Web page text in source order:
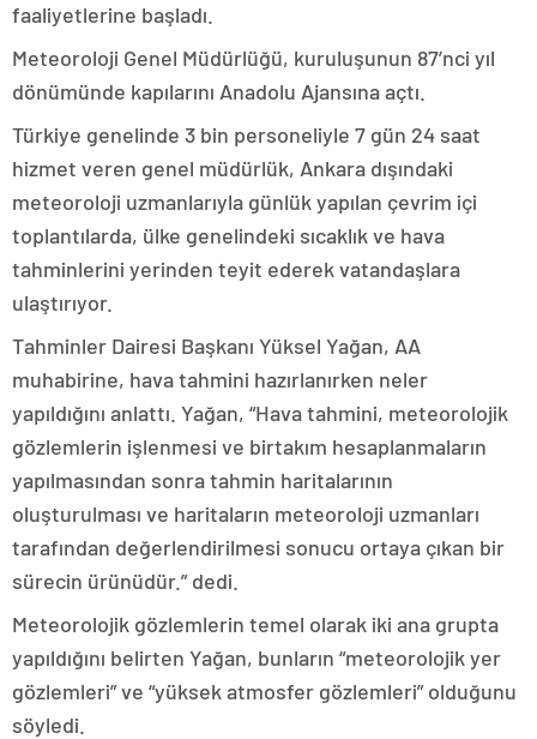
faaliyetlerine başladı.
Meteoroloji Genel Müdürlüğü, kuruluşunun 87’nci yıl
dönümünde kapılarını Anadolu Ajansına açtı.
Türkiye genelinde 3 bin personeliyle 7 gün 24 saat
hizmet veren genel müdürlük, Ankara dışındaki
meteoroloji uzmanlarıyla günlük yapılan çevrim içi
toplantılarda, ülke genelindeki sıcaklık ve hava
tahminlerini yerinden teyit ederek vatandaşlara
ulaştırıyor.
Tahminler Dairesi Başkanı Yüksel Yağan, AA
muhabirine, hava tahmini hazırlanırken neler
yapıldığını anlattı. Yağan, “Hava tahmini, meteorolojik
gözlemlerin işlenmesi ve birtakım hesaplanmaların
yapılmasından sonra tahmin haritalarının
oluşturulması ve haritaların meteoroloji uzmanları
tarafından değerlendirilmesi sonucu ortaya çıkan bir
sürecin ürünüdür.” dedi.
Meteorolojik gözlemlerin temel olarak iki ana grupta
yapıldığını belirten Yağan, bunların “meteorolojik yer
gözlemleri” ve “yüksek atmosfer gözlemleri” olduğunu
söyledi.